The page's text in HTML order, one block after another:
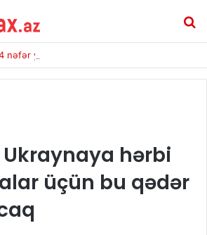
nəfər yanaraq öldü (VİDEO)
hərbi
üçün bu qədər